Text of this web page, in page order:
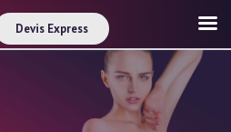
Devis Express